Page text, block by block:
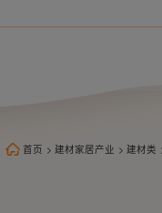
首页 > 建材家居产业 > 建材类